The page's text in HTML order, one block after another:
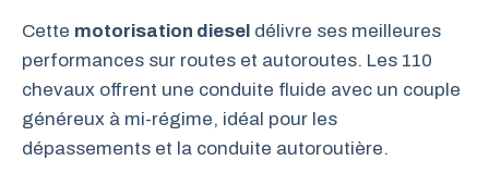
Cette motorisation diesel délivre ses meilleures
performances sur routes et autoroutes. Les 110
chevaux offrent une conduite fluide avec un couple
généreux à mi-régime, idéal pour les
dépassements et la conduite autoroutière.